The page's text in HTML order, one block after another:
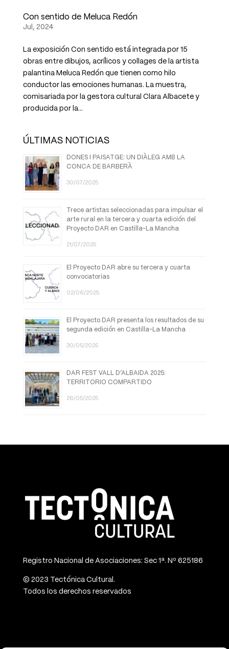
Con sentido de Meluca Redón
Jul, 2024
La exposición Con sentido está integrada por 15
obras entre dibujos, acrílicos y collages de la artista
palantina Meluca Redón que tienen como hilo
conductor las emociones humanas. La muestra,
comisariada por la gestora cultural Clara Albacete y
producida por la...
ÚLTIMAS NOTICIAS
DONES I PAISATGE: UN DIÀLEG AMB LA
CONCA DE BARBERÀ
30/07/2025
Trece artistas seleccionadas para impulsar el
arte rural en la tercera y cuarta edición del
Proyecto DAR en Castilla-La Mancha
21/07/2025
El Proyecto DAR abre su tercera y cuarta
convocatorias
02/06/2025
El Proyecto DAR presenta los resultados de su
segunda edición en Castilla-La Mancha
30/05/2025
DAR FEST VALL D’ALBAIDA 2025:
TERRITORIO COMPARTIDO
26/05/2025
Registro Nacional de Asociaciones: Sec 1ª. Nº 625186
© 2023 Tectónica Cultural.
Todos los derechos reservados